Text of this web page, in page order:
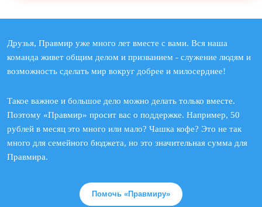
Друзья, Правмир уже много лет вместе с вами. Вся наша
команда живет общим делом и призванием - служение людям и
возможность сделать мир вокруг добрее и милосерднее!
Такое важное и большое дело можно делать только вместе.
Поэтому «Правмир» просит вас о поддержке. Например, 50
рублей в месяц это много или мало? Чашка кофе? Это не так
много для семейного бюджета, но это значительная сумма для
Правмира.
Помочь «Правмиру»